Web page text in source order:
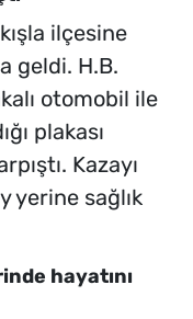
ilçesine
geldi. H.B.
otomobil ile
plakası
Kazayı
yerine sağlık
hayatını